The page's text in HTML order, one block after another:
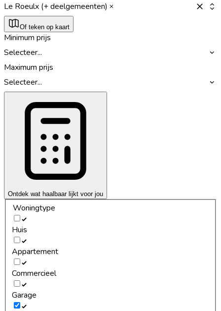
Le Roeulx (+ deelgemeenten)
Of teken op kaart
Minimum prijs
Selecteer...
Maximum prijs
Selecteer...
Ontdek wat haalbaar lijkt voor jou
Woningtype
Huis
Appartement
Commercieel
Garage